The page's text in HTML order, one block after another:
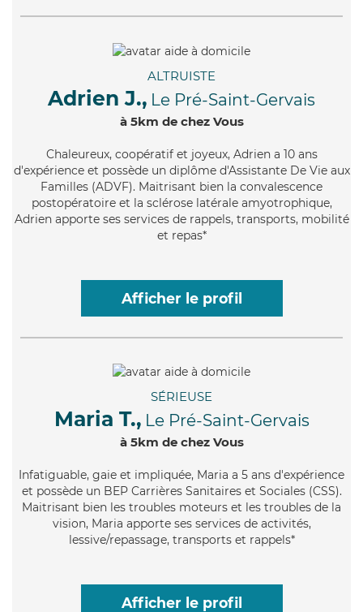
ALTRUISTE
Adrien J., Le Pré-Saint-Gervais
à 5km de chez Vous
Chaleureux, coopératif et joyeux, Adrien a 10 ans
d'expérience et possède un diplôme d'Assistante De Vie aux
Familles (ADVF). Maitrisant bien la convalescence
postopératoire et la sclérose latérale amyotrophique,
Adrien apporte ses services de rappels, transports, mobilité
et repas*
Afficher le profil
SÉRIEUSE
Maria T., Le Pré-Saint-Gervais
à 5km de chez Vous
Infatiguable, gaie et impliquée, Maria a 5 ans d'expérience
et possède un BEP Carrières Sanitaires et Sociales (CSS).
Maitrisant bien les troubles moteurs et les troubles de la
vision, Maria apporte ses services de activités,
lessive/repassage, transports et rappels*
Afficher le profil